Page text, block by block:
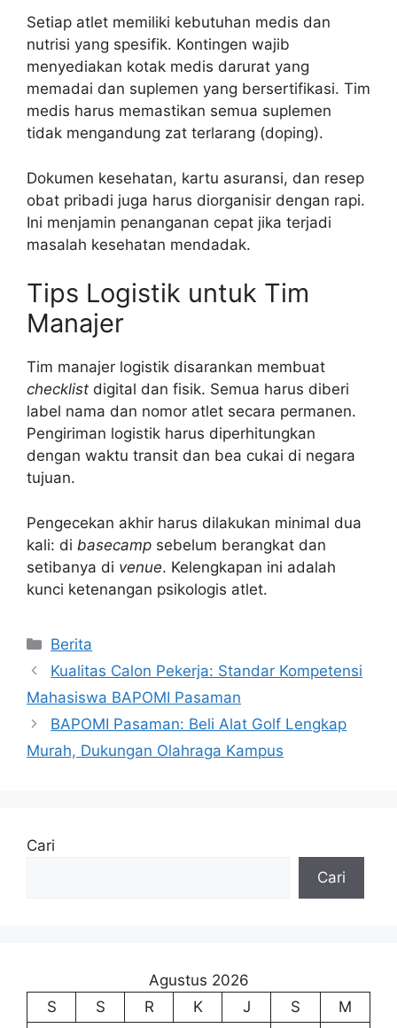
Setiap atlet memiliki kebutuhan medis dan
nutrisi yang spesifik. Kontingen wajib
menyediakan kotak medis darurat yang
memadai dan suplemen yang bersertifikasi. Tim
medis harus memastikan semua suplemen
tidak mengandung zat terlarang (doping).
Dokumen kesehatan, kartu asuransi, dan resep
obat pribadi juga harus diorganisir dengan rapi.
Ini menjamin penanganan cepat jika terjadi
masalah kesehatan mendadak.
Tips Logistik untuk Tim
Manajer
Tim manajer logistik disarankan membuat
checklist digital dan fisik. Semua harus diberi
label nama dan nomor atlet secara permanen.
Pengiriman logistik harus diperhitungkan
dengan waktu transit dan bea cukai di negara
tujuan.
Pengecekan akhir harus dilakukan minimal dua
kali: di basecamp sebelum berangkat dan
setibanya di venue. Kelengkapan ini adalah
kunci ketenangan psikologis atlet.
Kategori
Berita
Kualitas Calon Pekerja: Standar Kompetensi
Mahasiswa BAPOMI Pasaman
BAPOMI Pasaman: Beli Alat Golf Lengkap
Murah, Dukungan Olahraga Kampus
Cari
Cari
Agustus 2026
S
S R K J S
M